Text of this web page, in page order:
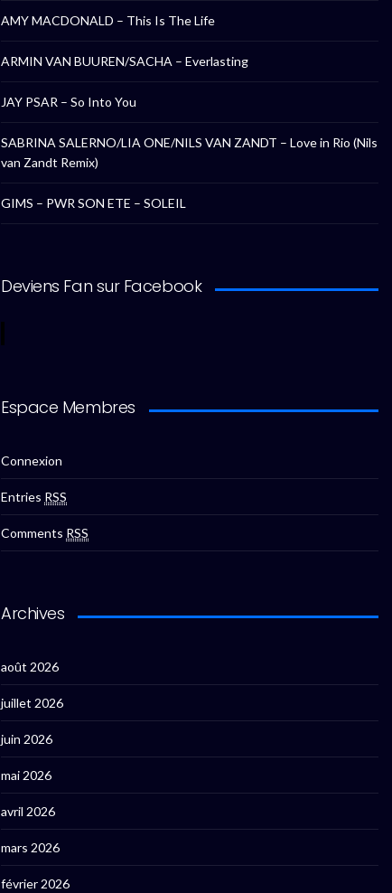
AMY MACDONALD – This Is The Life
ARMIN VAN BUUREN/SACHA – Everlasting
JAY PSAR – So Into You
SABRINA SALERNO/LIA ONE/NILS VAN ZANDT – Love in Rio (Nils
van Zandt Remix)
GIMS – PWR SON ETE – SOLEIL
Deviens Fan sur Facebook
Espace Membres
Connexion
Entries RSS
Comments RSS
Archives
août 2026
juillet 2026
juin 2026
mai 2026
avril 2026
mars 2026
février 2026